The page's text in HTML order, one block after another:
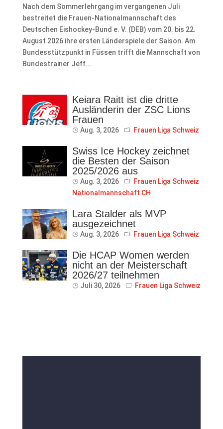
Nach dem Sommerlehrgang im vergangenen Juli
bestreitet die Frauen-Nationalmannschaft des
Deutschen Eishockey-Bund e. V. (DEB) vom 20. bis 22.
August 2026 ihre ersten Länderspiele der Saison. Am
Bundesstützpunkt in Füssen trifft die Mannschaft von
Bundestrainer Jeff...
Keiara Raitt ist die dritte
Ausländerin der ZSC Lions
Frauen
Aug. 3, 2026 Frauen Liga Schweiz
Swiss Ice Hockey zeichnet
die Besten der Saison
2025/2026 aus
Aug. 3, 2026
Frauen Liga Schweiz
Nationalmannschaft CH
Lara Stalder als MVP
ausgezeichnet
Aug. 3, 2026 Frauen Liga Schweiz
Die HCAP Women werden
nicht an der Meisterschaft
2026/27 teilnehmen
Juli 30, 2026 Frauen Liga Schweiz